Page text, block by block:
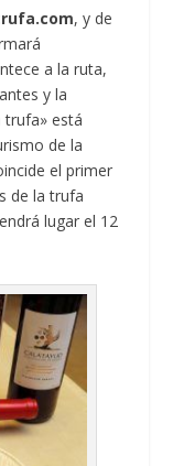
, y de
a la ruta,
y la
trufa» está
de la
el primer
de la trufa
lugar el 12